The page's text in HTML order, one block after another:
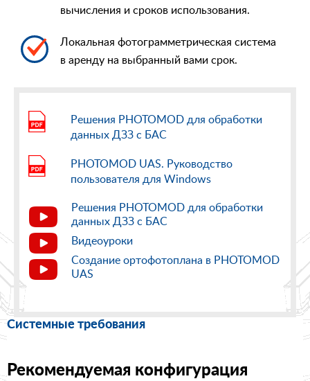
вычисления и сроков использования.
Локальная фотограмметрическая система
в аренду на выбранный вами срок.
Решения PHOTOMOD для обработки
данных ДЗЗ с БАС
PHOTOMOD UAS. Руководство
пользователя для Windows
Решения PHOTOMOD для обработки
данных ДЗЗ с БАС
Видеоуроки
Создание ортофотоплана в PHOTOMOD
UAS
Системные требования
Рекомендуемая конфигурация